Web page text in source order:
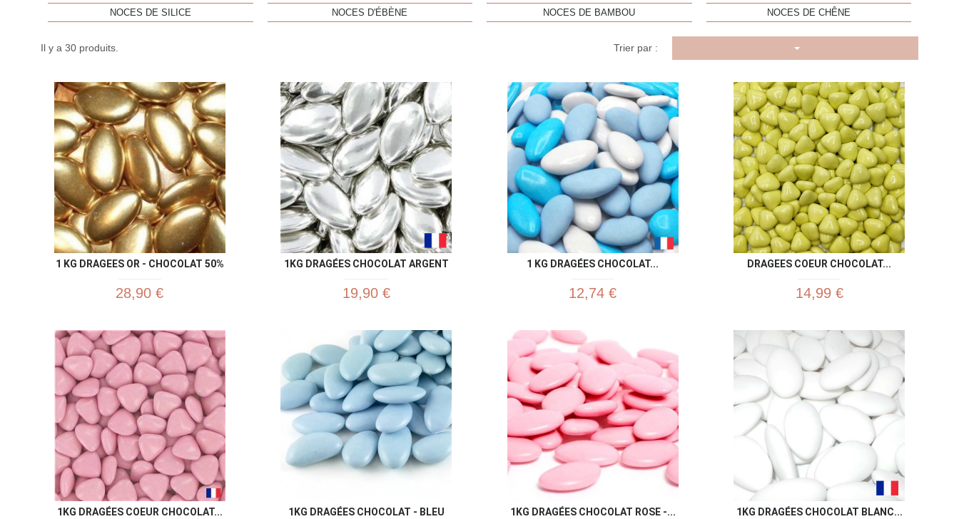
NOCES DE SILICE
NOCES D'ÉBÈNE NOCES DE BAMBOU NOCES DE CHÊNE
Il y a 30 produits. Trier par :
1 KG DRAGEES OR - CHOCOLAT 50%
28,90 €
Aperçu rapide
1KG DRAGÉES CHOCOLAT ARGENT
19,90 €
Aperçu rapide
1 KG DRAGÉES CHOCOLAT...
12,74 €
Aperçu rapide
DRAGEES COEUR CHOCOLAT...
14,99 €
1KG DRAGÉES COEUR CHOCOLAT...
Aperçu rapide
1KG DRAGÉES CHOCOLAT - BLEU
Aperçu rapide
1KG DRAGÉES CHOCOLAT ROSE -...
 Aperçu rapide
1KG DRAGÉES CHOCOLAT BLANC...